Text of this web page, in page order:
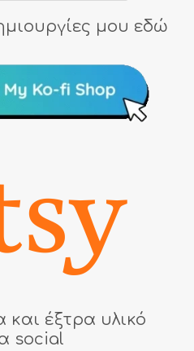
μου εδώ
και έξτρα υλικό
social